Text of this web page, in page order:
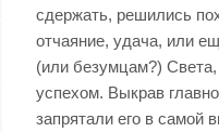
сдержать, решились
отчаяние, удача, или
(или безумцам?)
успехом. Выкрав
запрятали его в самой